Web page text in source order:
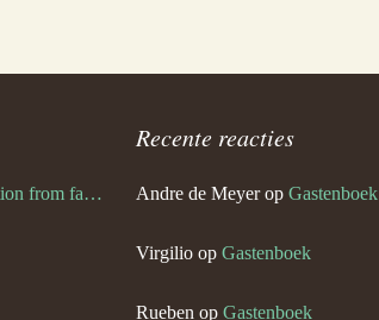
Very importent infromation from family Schwulst
Recente reacties
Andre de Meyerop Gastenboek
Virgilio op Gastenboek
Rueben op Gastenboek